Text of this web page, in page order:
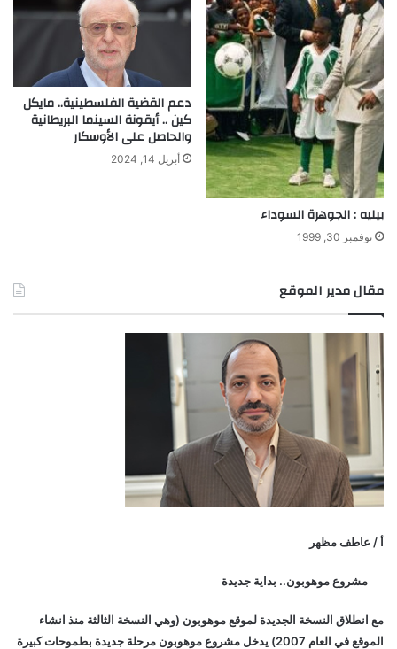
بيليه : الجوهرة السوداء
نوفمبر 30, 1999
دعم القضية الفلسطينية.. مايكل
كين .. أيقونة السينما البريطانية
والحاصل على الأوسكار
أبريل 14, 2024
مقال مدير الموقع
أ / عاطف مظهر
مشروع موهوبون.. بداية جديدة
مع انطلاق النسخة الجديدة لموقع موهوبون (وهي النسخة الثالثة منذ انشاء
الموقع في العام 2007) يدخل مشروع موهوبون مرحلة جديدة بطموحات كبيرة